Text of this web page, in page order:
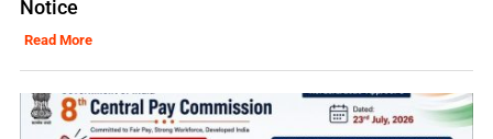
Notice
Read More